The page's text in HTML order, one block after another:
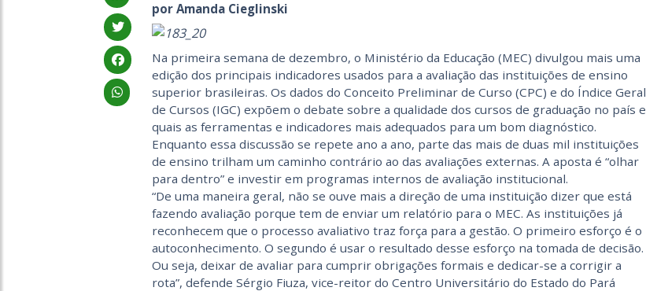
por Amanda Cieglinski
Na primeira semana de dezembro, o Ministério da Educação (MEC) divulgou mais uma
edição dos principais indicadores usados para a avaliação das instituições de ensino
superior brasileiras. Os dados do Conceito Preliminar de Curso (CPC) e do Índice Geral
de Cursos (IGC) expõem o debate sobre a qualidade dos cursos de graduação no país e
quais as ferramentas e indicadores mais adequados para um bom diagnóstico.
Enquanto essa discussão se repete ano a ano, parte das mais de duas mil instituições
de ensino trilham um caminho contrário ao das avaliações externas. A aposta é “olhar
para dentro” e investir em programas internos de avaliação institucional.
“De uma maneira geral, não se ouve mais a direção de uma instituição dizer que está
fazendo avaliação porque tem de enviar um relatório para o MEC. As instituições já
reconhecem que o processo avaliativo traz força para a gestão. O primeiro esforço é o
autoconhecimento. O segundo é usar o resultado desse esforço na tomada de decisão.
Ou seja, deixar de avaliar para cumprir obrigações formais e dedicar-se a corrigir a
rota”, defende Sérgio Fiuza, vice-reitor do Centro Universitário do Estado do Pará